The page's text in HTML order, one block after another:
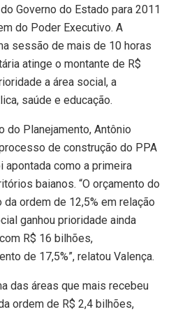
Governo do Estado para 2011
do Poder Executivo. A
sessão de mais de 10 horas
atinge o montante de R$
a área social, a
saúde e educação.
do Planejamento, Antônio
de construção do PPA
como a primeira
baianos. “O orçamento do
ordem de 12,5% em relação
ganhou prioridade ainda
R$ 16 bilhões,
de 17,5%”, relatou Valença.
das áreas que mais recebeu
ordem de R$ 2,4 bilhões,